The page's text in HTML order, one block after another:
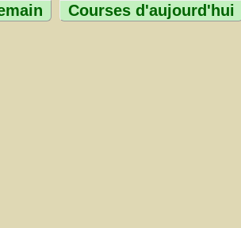
Courses d'aujourd'hui